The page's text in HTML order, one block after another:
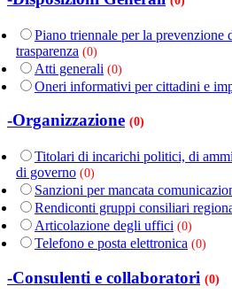
Piano triennale per la prevenzione
trasparenza (0)
Atti generali (0)
Oneri informativi per cittadini e
-Organizzazione (0)
Titolari di incarichi politici, di
di governo (0)
Sanzioni per mancata
Rendiconti gruppi consiliari
Articolazione degli uffici (0)
Telefono e posta elettronica (0)
-Consulenti e collaboratori (0)